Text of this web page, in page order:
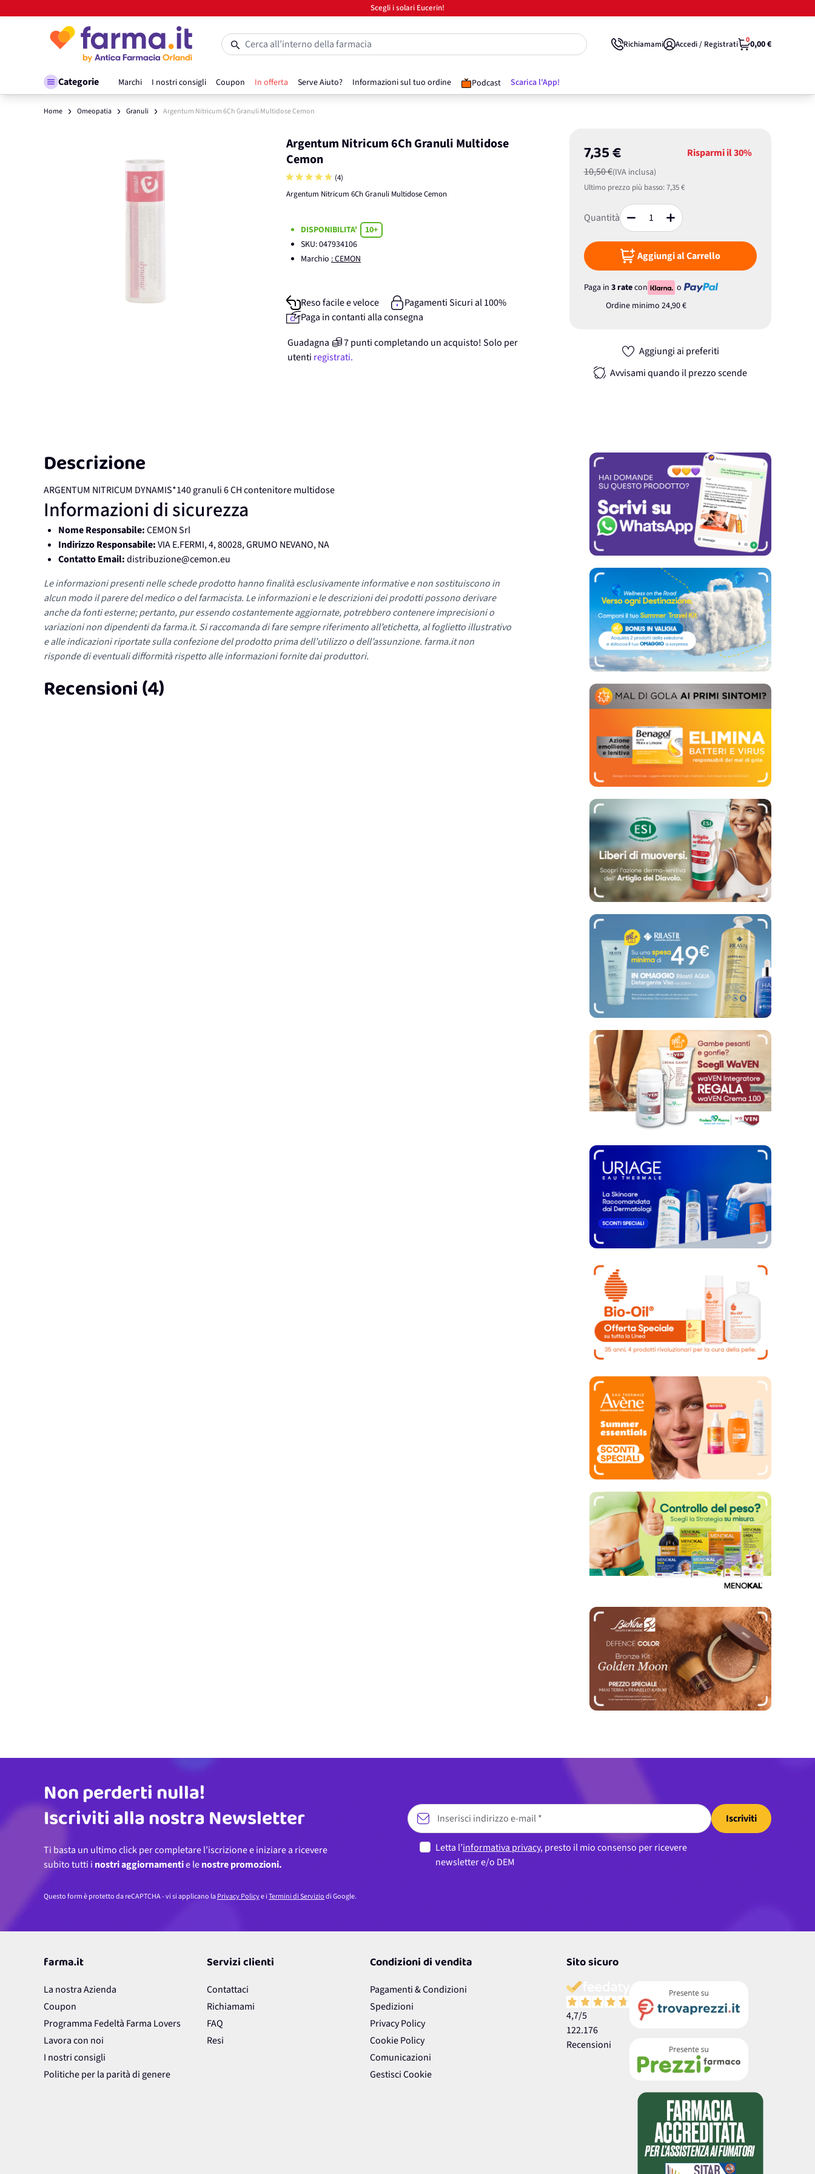
Scegli i solari Eucerin!
Salta al contenuto
Categorie Marchi I nostri consigli Coupon In offerta Serve Aiuto? Informazioni sul tuo ordine Podcast Scarica l'App!
Cerca all’interno della farmacia Richiamami Accedi / Registrati 00,00 €
Home Omeopatia Granuli Argentum Nitricum 6Ch Granuli Multidose Cemon
Argentum Nitricum 6Ch Granuli Multidose
Cemon
(4)
Argentum Nitricum 6Ch Granuli Multidose Cemon
7,35 €
10,50 €(IVA inclusa)
Risparmi il30%
Ultimo prezzo più basso:7,35 €
Quantità
Aggiungi al Carrello
Paga in 3 ratecon
o
Ordine minimo 24,90 €
Aggiungi ai preferiti
Avvisami quando il prezzo scende
DISPONIBILITA'
10+
SKU:047934106
Marchio : CEMON
Reso facile e veloce
Pagamenti Sicuri al 100%
Paga in contanti alla consegna
Guadagna
7punticompletando un acquisto! Solo per
utenti registrati.
Descrizione
ARGENTUM NITRICUM DYNAMIS*140 granuli 6 CH contenitore multidose
Informazioni di sicurezza
Nome Responsabile:CEMON Srl
Indirizzo Responsabile:VIA E.FERMI, 4, 80028, GRUMO NEVANO, NA
Contatto Email:distribuzione@cemon.eu
Le informazioni presenti nelle schede prodotto hanno finalità esclusivamente informative e non sostituiscono in
alcun modo il parere del medico o del farmacista. Le informazioni e le descrizioni dei prodotti possono derivare
anche da fonti esterne; pertanto, pur essendo costantemente aggiornate, potrebbero contenere imprecisioni o
variazioni non dipendenti da farma.it. Si raccomanda di fare sempre riferimento all’etichetta, al foglietto illustrativo
e alle indicazioni riportate sulla confezione del prodotto prima dell’utilizzo o dell’assunzione. farma.it non
risponde di eventuali difformità rispetto alle informazioni fornite dai produttori.
Recensioni (4)
Indirizzo email
Non perderti nulla!
Iscriviti alla nostra Newsletter
Ti basta un ultimo click per completare l’iscrizione e iniziare a ricevere
subito tutti i nostri aggiornamentie lenostre promozioni.
Iscriviti
Letta l’informativa privacy, presto il mio consenso per ricevere
newsletter e/o DEM
Questo form è protetto da reCAPTCHA - vi si applicano laPrivacy Policye iTermini di Serviziodi Google.
farma.it
La nostra Azienda
Coupon
Programma Fedeltà Farma Lovers
Lavora con noi
I nostri consigli
Politiche per la parità di genere
Servizi clienti
Contattaci
Richiamami
FAQ
Resi
Condizioni di vendita
Pagamenti & Condizioni
Spedizioni
Privacy Policy
Cookie Policy
Comunicazioni
Gestisci Cookie
Sito sicuro
4,7/5
122.176
Recensioni